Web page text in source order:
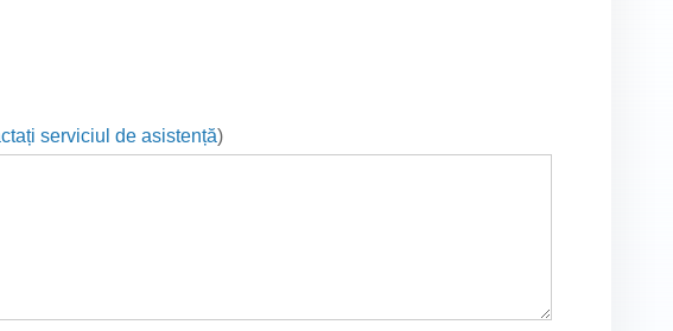
serviciul de asistență)